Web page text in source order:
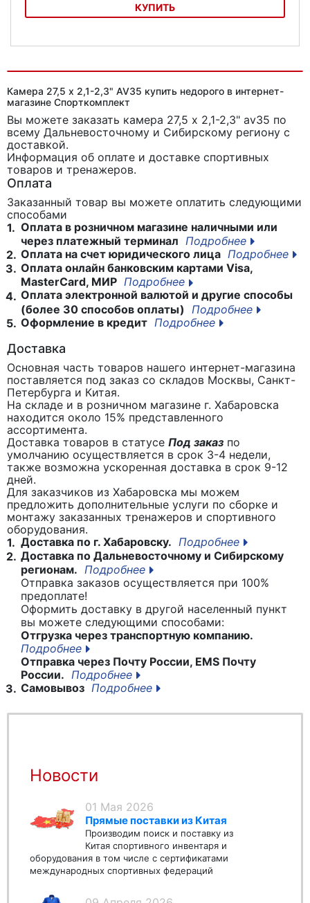
КУПИТЬ
Камера 27,5 x 2,1-2,3" AV35 купить недорого в интернет-
магазине Спорткомплект
Вы можете заказать камера 27,5 x 2,1-2,3" av35 по
всему Дальневосточному и Сибирскому региону с
доставкой.
Информация об оплате и доставке спортивных
товаров и тренажеров.
Оплата
Заказанный товар вы можете оплатить следующими
способами
1. Оплата в розничном магазине наличными или
через платежный терминал Подробнее
2. Оплата на счет юридического лица Подробнее
3. Оплата онлайн банковским картами Visa,
MasterCard, МИР Подробнее
4. Оплата электронной валютой и другие способы
(более 30 способов оплаты)
Подробнее
5. Оформление в кредит Подробнее
Доставка
Основная часть товаров нашего интернет-магазина
поставляется под заказ со складов Москвы, Санкт-
Петербурга и Китая.
На складе и в розничном магазине г. Хабаровска
находится около 15% представленного
ассортимента.
Доставка товаров в статусе Под заказ по
умолчанию осуществляется в срок 3-4 недели,
также возможна ускоренная доставка в срок 9-12
дней.
Для заказчиков из Хабаровска мы можем
предложить дополнительные услуги по сборке и
монтажу заказанных тренажеров и спортивного
оборудования.
1. Доставка по г. Хабаровску. Подробнее
2. Доставка по Дальневосточному и Сибирскому
регионам. Подробнее
Отправка заказов осуществляется при 100%
предоплате!
Оформить доставку в другой населенный пункт
вы можете следующими способами:
Отгрузка через транспортную компанию.
Подробнее
Отправка через Почту России, EMS Почту
России. Подробнее
3. Самовывоз Подробнее
Новости
01 Мая 2026
Прямые поставки из Китая
Производим поиск и поставку из
Китая спортивного инвентаря и
оборудования в том числе с сертификатами
международных спортивных федераций